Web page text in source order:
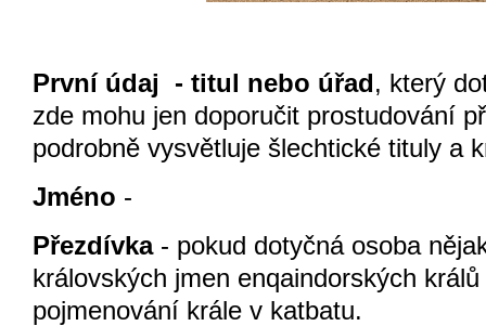
První údaj - titul nebo úřad, který
zde mohu jen doporučit prostudování
podrobně vysvětluje šlechtické tituly a
Jméno -
Přezdívka- pokud dotyčná osoba
královských jmen enqaindorských
pojmenování krále v katbatu.